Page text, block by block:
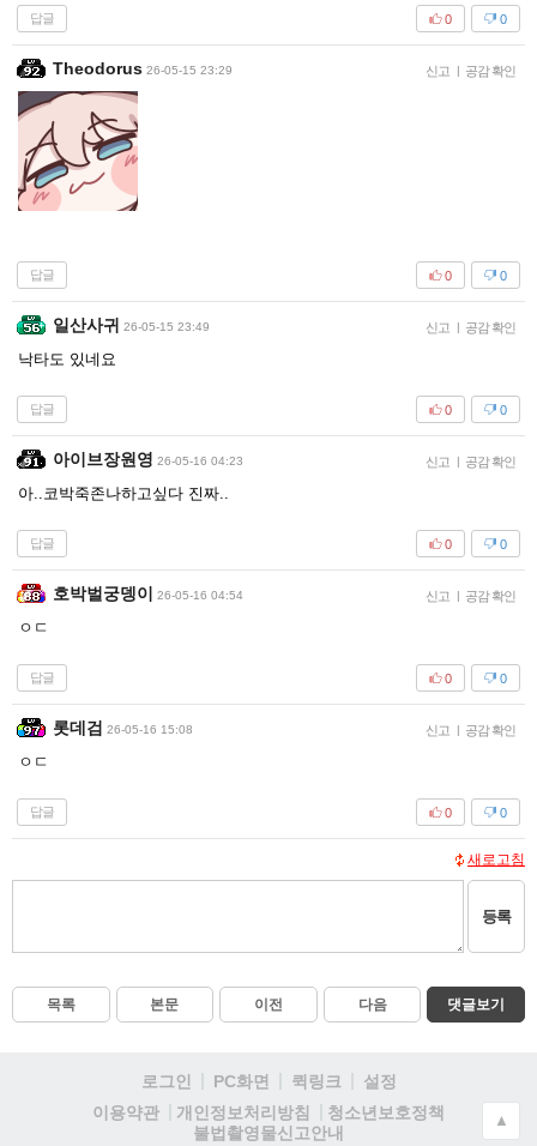
답글 0
0
Theodorus 26-05-15 23:29 신고 | 공감 확인
답글 0
0
일산사귀 26-05-15 23:49 신고 | 공감 확인
낙타도 있네요
답글 0
0
아이브장원영 26-05-16 04:23 신고 | 공감 확인
아..코박죽존나하고싶다 진짜..
답글 0
0
호박벌궁뎅이 26-05-16 04:54 신고 | 공감 확인
ㅇㄷ
답글 0
0
롯데검 26-05-16 15:08 신고 | 공감 확인
ㅇㄷ
답글 0
0
새로고침
등록
목록 본문 이전 다음 댓글보기
로그인 PC화면 퀵링크
설정
이용약관
개인정보처리방침
청소년보호정책
불법촬영물신고안내
▲